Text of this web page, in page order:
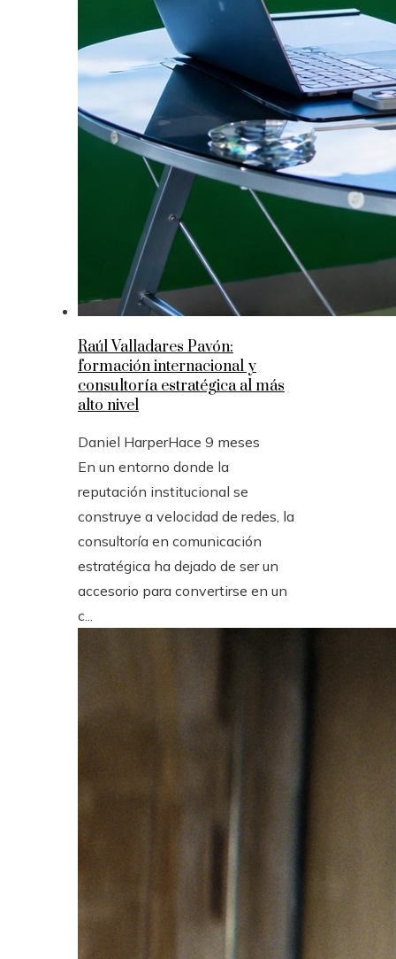
Raúl Valladares Pavón:
formación internacional y
consultoría estratégica al más
alto nivel
Daniel HarperHace 9 meses
En un entorno donde la
reputación institucional se
construye a velocidad de redes, la
consultoría en comunicación
estratégica ha dejado de ser un
accesorio para convertirse en un
c...